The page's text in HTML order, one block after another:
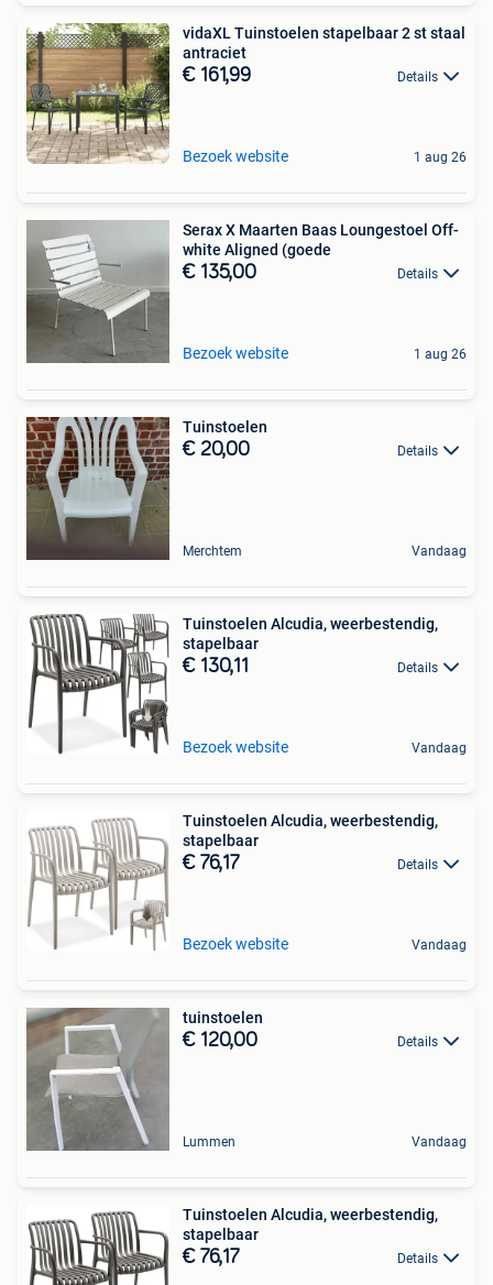
vidaXL Tuinstoelen stapelbaar 2 st staal
antraciet
€ 161,99 Details
Bezoek website 1 aug 26
Serax X Maarten Baas Loungestoel Off-
white Aligned (goede
€ 135,00 Details
Bezoek website 1 aug 26
Tuinstoelen
€ 20,00 Details
Merchtem Vandaag
Tuinstoelen Alcudia, weerbestendig,
stapelbaar
€ 130,11 Details
Bezoek website Vandaag
Tuinstoelen Alcudia, weerbestendig,
stapelbaar
€ 76,17 Details
Bezoek website Vandaag
tuinstoelen
€ 120,00 Details
Lummen Vandaag
Tuinstoelen Alcudia, weerbestendig,
stapelbaar
€ 76,17 Details